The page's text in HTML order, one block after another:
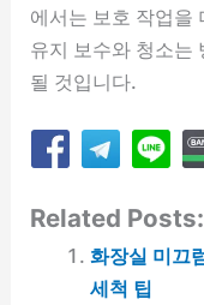
에서는 보호 작업을
유지 보수와 청소는
될 것입니다.
Related Posts:
화장실 미끄
세척 팁